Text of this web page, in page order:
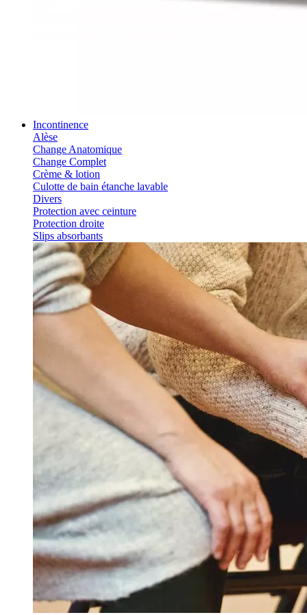
Incontinence
Alèse
Change Anatomique
Change Complet
Crème & lotion
Culotte de bain étanche lavable
Divers
Protection avec ceinture
Protection droite
Slips absorbants